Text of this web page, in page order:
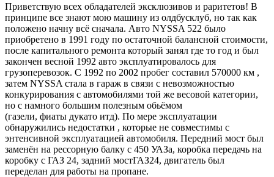
Приветствую всех обладателей эксклюзивов и раритетов! В
принципе все знают мою машину из олдбусклуб, но так как
положено начну всё сначала. Авто NYSSA 522 было
приобретено в 1991 году по остаточной балансной стоимости,
после капитального ремонта который занял где то год и был
закончен весной 1992 авто эксплуатировалось для
грузоперевозок. С 1992 по 2002 пробег составил 570000 км ,
затем NYSSA стала в гараж в связи с невозможностью
конкурирования с автомобилями той же весовой категории,
но с намного большим полезным обьёмом
(газели, фиаты дукато итд). По мере эксплуатации
обнаружились недостатки , которые не совместимы с
энтенсивной эксплуатацией автомобиля. Передний мост был
заменён на рессорную балку с 450 УАЗа, коробка передачь на
коробку с ГАЗ 24, задний мостГАЗ24, двигатель был
переделан для работы на пропане.